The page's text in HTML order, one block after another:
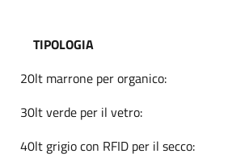
TIPOLOGIA
20lt marrone per organico:
30lt verde per il vetro:
40lt grigio con RFID per il secco: